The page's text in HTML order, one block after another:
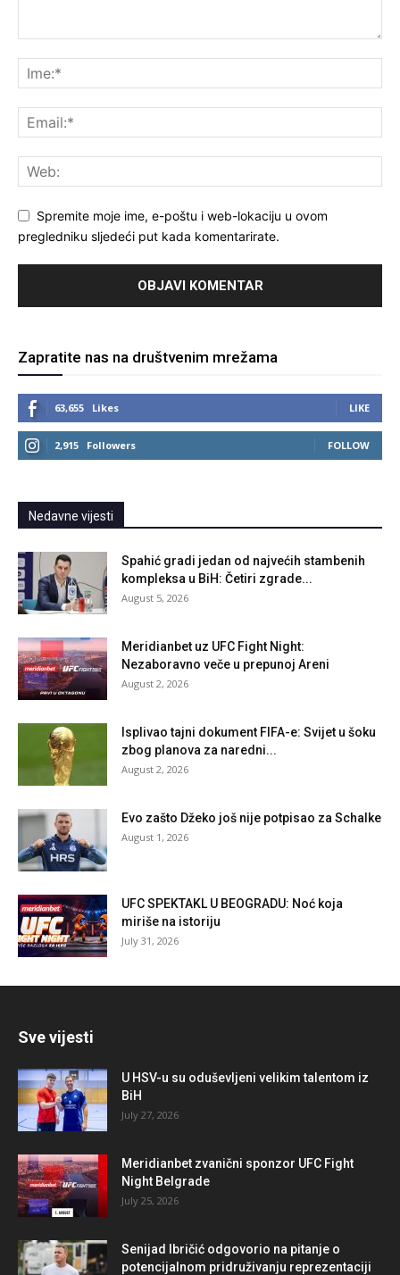
Spremite moje ime, e-poštu i web-lokaciju u ovom
pregledniku sljedeći put kada komentarirate.
Zapratite nas na društvenim mrežama
63,655 Likes LIKE
2,915 Followers FOLLOW
Nedavne vijesti
Spahić gradi jedan od najvećih stambenih
kompleksa u BiH: Četiri zgrade...
August 5, 2026
Meridianbet uz UFC Fight Night:
Nezaboravno veče u prepunoj Areni
August 2, 2026
Isplivao tajni dokument FIFA-e: Svijet u šoku
zbog planova za naredni...
August 2, 2026
Evo zašto Džeko još nije potpisao za Schalke
August 1, 2026
UFC SPEKTAKL U BEOGRADU: Noć koja
miriše na istoriju
July 31, 2026
Sve vijesti
U HSV-u su oduševljeni velikim talentom iz
BiH
July 27, 2026
Meridianbet zvanični sponzor UFC Fight
Night Belgrade
July 25, 2026
Senijad Ibričić odgovorio na pitanje o
potencijalnom pridruživanju reprezentaciji